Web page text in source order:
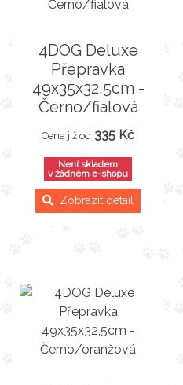
4DOG Deluxe
Přepravka
49x35x32,5cm -
Černo/fialová
Cena již od 335 Kč
Není skladem
v žádném e-shopu
Zobrazit detail